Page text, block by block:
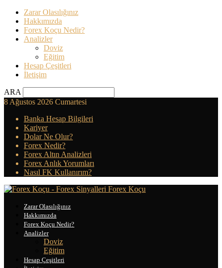
Zarar Olasılığınız
Hakkımızda
Forex Koçu Nedir?
Analizler
Doviz
Eğitim
Hesap Çeşitleri
İletişim
ARA
8 Ağustos 2026 Cumartesi
Banka Hesap Bilgileri
Kariyer
Dolar Ne Olur?
Forex Nedir?
Forex Altın Analizleri
Forex Anlık Yorumları
Nasıl FK Kullanırım?
Forex Koçu
Zarar Olasılığınız
Hakkımızda
Forex Koçu Nedir?
Analizler
Doviz
Eğitim
Hesap Çeşitleri